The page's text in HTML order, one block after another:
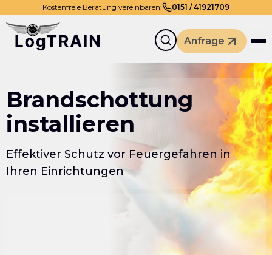
Kostenfreie Beratung vereinbaren: 0151 /41921709
Anfrage
Brandschottung
installieren
Effektiver Schutz vor Feuergefahren in
Ihren Einrichtungen